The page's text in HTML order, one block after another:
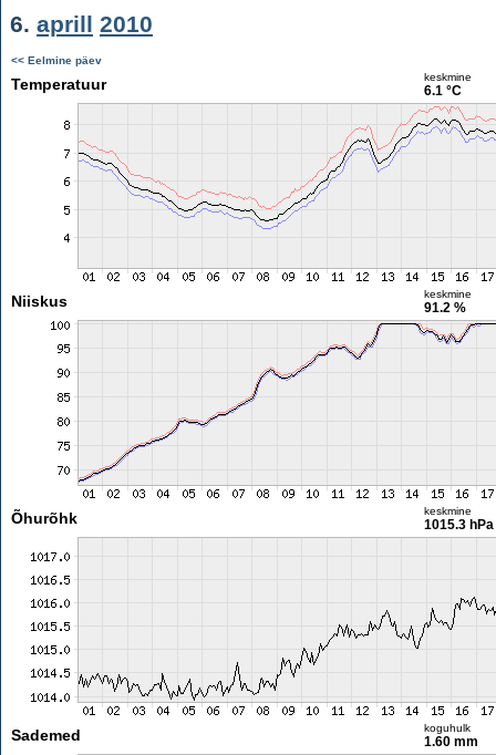
6. aprill 2010
<< Eelmine päev
Temperatuur keskmine
6.1 °C
Niiskus keskmine
91.2 %
Õhurõhk keskmine
1015.3 hPa
Sademed koguhulk
1.60 mm